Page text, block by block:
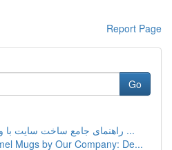
Report Page
Go
راهنمای جامع ساخت سایت با وردپرس وردپرس: از ...
Mugs by Our Company: De...